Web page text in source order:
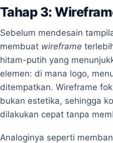
Tahap 3:
Sebelum mendesain
membuat wireframe
hitam-putih yang
elemen: di mana logo,
ditempatkan. Wireframe
bukan estetika, sehingga
dilakukan cepat tanpa
Analoginya seperti